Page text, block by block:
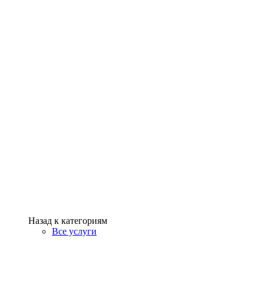
Назад к категориям
Все услуги